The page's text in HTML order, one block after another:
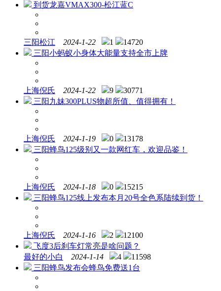
到货龙嘉VMAX300-松江蓝C
三阳松江 2024-1-22 1
14720
三阳小蚂蚁小身体大能量支持全市上牌
上海倪氏 2024-1-22 9
30771
三阳九妹300PLUS物超所值、值得拥有！
上海倪氏 2024-1-19 0
13178
三阳蜂鸟125级别又一款网红车，欢迎品鉴！
上海倪氏 2024-1-18 0
15215
三阳蜂鸟125线上发布本月20号全色系陆续到货！
上海倪氏 2024-1-16 2
12100
飞度3后刹车灯常亮是啥问题？
最好的小白
2024-1-14 4
11598
三阳蜂鸟发布会蜂鸟免费送1台